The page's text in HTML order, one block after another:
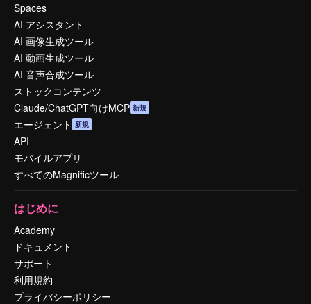
Spaces
AI アシスタント
AI 画像生成ツール
AI 動画生成ツール
AI 音声合成ツール
ストックコンテンツ
Claude/ChatGPT向けMCP 新規
エージェント 新規
API
モバイルアプリ
すべてのMagnificツール
はじめに
Academy
ドキュメント
サポート
利用規約
プライバシーポリシー